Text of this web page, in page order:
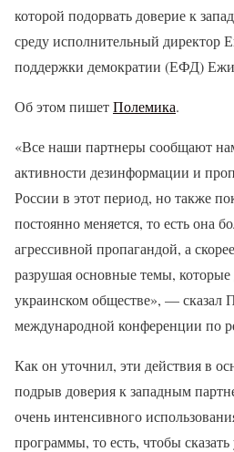
которой подорвать доверие к
среду исполнительный директор
поддержки демократии (ЕФД)
Об этом пишетПолемика.
«Все наши партнеры сообщают
активности дезинформации и
России в этот период, но также
постоянно меняется, то есть она
агрессивной пропагандой, а
разрушая основные темы,
украинском обществе», — сказал
международной конференции по
Как он уточнил, эти действия в
подрыв доверия к западным
очень интенсивного
программы, то есть, чтобы